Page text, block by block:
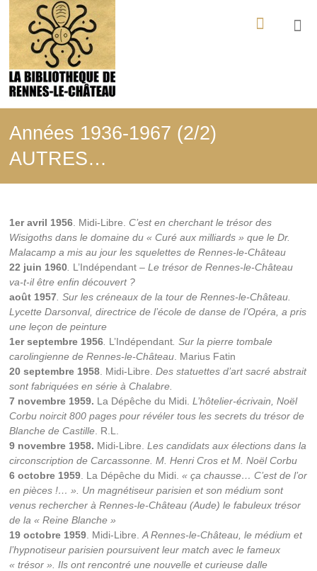
contenu
La
Bibliothèque
de
Rennes-
le-
Château
ce
été
édité,
filmé,
enregistré
sur
les
mystères
de
Rennes-
le-
Château,
l'histoire
de
l'abbé
Saunière
et
les
à
cette
affaire,
depuis
1936.
Années 1936-1967 (2/2)
AUTRES…
1er avril 1956 . Midi-Libre.C’est en cherchant le trésor des
Wisigoths dans le domaine du « Curé aux milliards » que le Dr.
Malacamp a mis au jour les squelettes de Rennes-le-Château
22 juin 1960 L’Indépendant – Le trésor de Rennes-le-Château
va-t-il être enfin découvert ?
août 1957 . Sur les créneaux de la tour de Rennes-le-Château.
Lycette Darsonval, directrice de l’école de danse de l’Opéra, a pris
une leçon de peinture
1er septembre 1956 L’Indépendant . Sur la pierre tombale
carolingienne de Rennes-le-Château . Marius Fatin
20 septembre 1958 . Midi-Libre. Des statuettes d’art sacré abstrait
sont fabriquées en série à Chalabre.
7 novembre 1959. La Dépêche du Midi.L’hôtelier-écrivain, Noël
Corbu noircit 800 pages pour révéler tous les secrets du trésor de
Blanche de Castille . R.L.
9 novembre 1958. Midi-Libre. Les candidats aux élections dans la
circonscription de Carcassonne. M. Henri Cros et M. Noël Corbu
6 octobre 1959 . La Dépêche du Midi.« ça chausse… C’est de l’or
en pièces !… ». Un magnétiseur parisien et son médium sont
venus rechercher à Rennes-le-Château (Aude) le fabuleux trésor
de la « Reine Blanche »
19 octobre 1959 . Midi-Libre.A Rennes-le-Château, le médium et
l’hypnotiseur parisien poursuivent leur match avec le fameux
« trésor ». Ils ont rencontré une nouvelle et curieuse dalle